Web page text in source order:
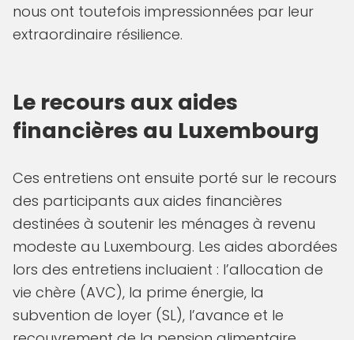
nous ont toutefois impressionnées par leur
extraordinaire résilience.
Le recours aux aides
financières au Luxembourg
Ces entretiens ont ensuite porté sur le recours
des participants aux aides financières
destinées à soutenir les ménages à revenu
modeste au Luxembourg. Les aides abordées
lors des entretiens incluaient : l’allocation de
vie chère (AVC), la prime énergie, la
subvention de loyer (SL), l’avance et le